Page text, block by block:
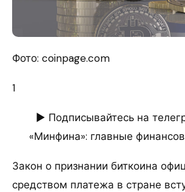
Фото: coinpage.com
1
► Подписывайтесь на
«Минфина»: главные
Закон о признании биткоина
средством платежа в стране